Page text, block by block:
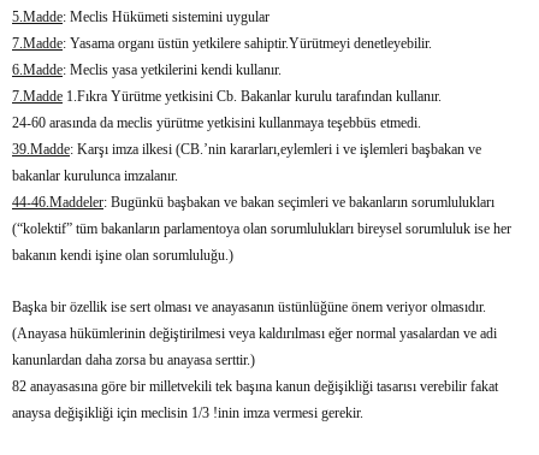
5.Madde: Meclis Hükümeti sistemini uygular
7.Madde: Yasama organı üstün yetkilere sahiptir.Yürütmeyi denetleyebilir.
6.Madde: Meclis yasa yetkilerini kendi kullanır.
7.Madde 1.Fıkra Yürütme yetkisini Cb. Bakanlar kurulu tarafından kullanır.
24-60 arasında da meclis yürütme yetkisini kullanmaya teşebbüs etmedi.
39.Madde: Karşı imza ilkesi (CB.’nin kararları,eylemleri i ve işlemleri başbakan ve
bakanlar kurulunca imzalanır.
44-46.Maddeler: Bugünkü başbakan ve bakan seçimleri ve bakanların sorumlulukları
(“kolektif” tüm bakanların parlamentoya olan sorumlulukları bireysel sorumluluk ise her
bakanın kendi işine olan sorumluluğu.)
Başka bir özellik ise sert olması ve anayasanın üstünlüğüne önem veriyor olmasıdır.
(Anayasa hükümlerinin değiştirilmesi veya kaldırılması eğer normal yasalardan ve adi
kanunlardan daha zorsa bu anayasa serttir.)
82 anayasasına göre bir milletvekili tek başına kanun değişikliği tasarısı verebilir fakat
anaysa değişikliği için meclisin 1/3 !inin imza vermesi gerekir.